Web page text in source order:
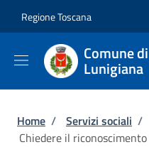
Regione Toscana
Comune
Lunigiana
Briciole di pane
Home / Servizi sociali /
Chiedere il